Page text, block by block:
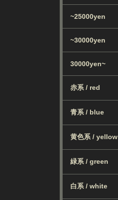
~25000yen
~30000yen
30000yen~
赤系 / red
青系 / blue
黄色系 / yellow
緑系 / green
白系 / white